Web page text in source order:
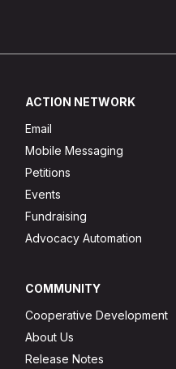
ACTION NETWORK
Email
Mobile Messaging
Petitions
Events
Fundraising
Advocacy Automation
COMMUNITY
Cooperative Development
About Us
Release Notes